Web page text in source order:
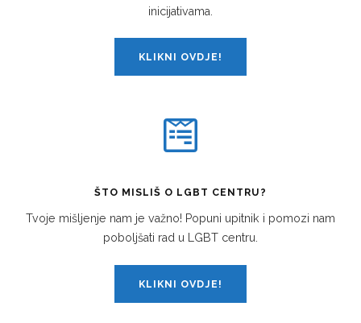
inicijativama.
KLIKNI OVDJE!
ŠTO MISLIŠ O LGBT CENTRU?
Tvoje mišljenje nam je važno! Popuni upitnik i pomozi nam
poboljšati rad u LGBT centru.
KLIKNI OVDJE!